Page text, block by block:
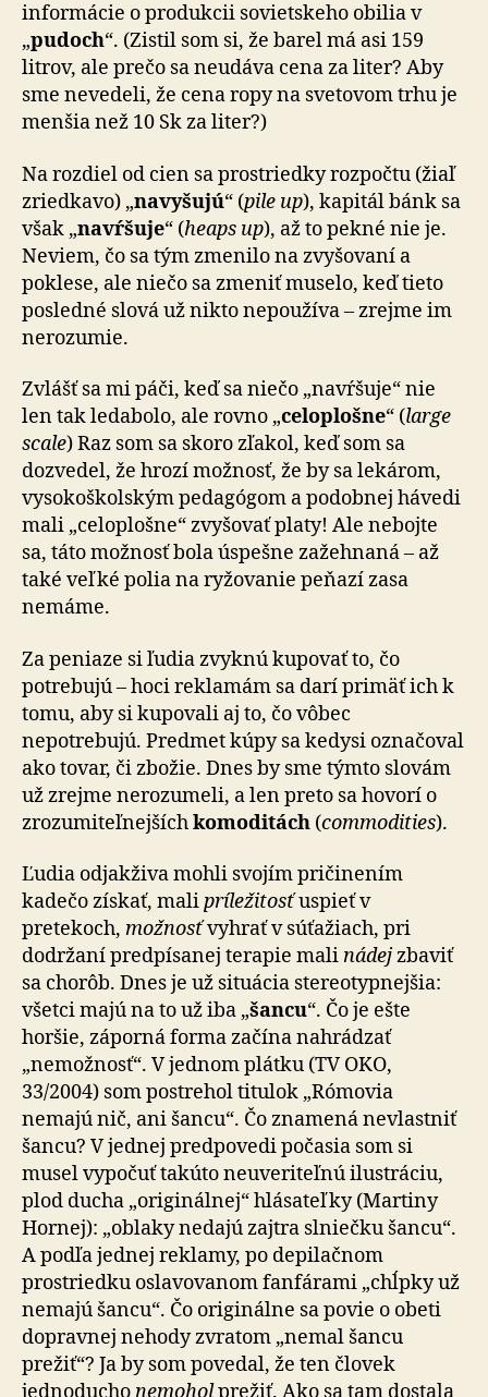
informácie o produkcii sovietskeho obilia v
„pudoch“. (Zistil som si, že barel má asi 159
litrov, ale prečo sa neudáva cena za liter? Aby
sme nevedeli, že cena ropy na svetovom trhu je
menšia než 10 Sk za liter?)
Na rozdiel od cien sa prostriedky rozpočtu (žiaľ
zriedkavo) „navyšujú“ (pile up), kapitál bánk sa
však „navŕšuje“ (heaps up), až to pekné nie je.
Neviem, čo sa tým zmenilo na zvyšovaní a
poklese, ale niečo sa zmeniť muselo, keď tieto
posledné slová už nikto nepoužíva – zrejme im
nerozumie.
Zvlášť sa mi páči, keď sa niečo „navŕšuje“ nie
len tak ledabolo, ale rovno „celoplošne“ (large
scale) Raz som sa skoro zľakol, keď som sa
dozvedel, že hrozí možnosť, že by sa lekárom,
vysokoškolským pedagógom a podobnej hávedi
mali „celoplošne“ zvyšovať platy! Ale nebojte
sa, táto možnosť bola úspešne zažehnaná – až
také veľké polia na ryžovanie peňazí zasa
nemáme.
Za peniaze si ľudia zvyknú kupovať to, čo
potrebujú – hoci reklamám sa darí primäť ich k
tomu, aby si kupovali aj to, čo vôbec
nepotrebujú. Predmet kúpy sa kedysi označoval
ako tovar, či zbožie. Dnes by sme týmto slovám
už zrejme nerozumeli, a len preto sa hovorí o
zrozumiteľnejšíchkomoditách (commodities).
Ľudia odjakživa mohli svojím pričinením
kadečo získať, malipríležitosťuspieť v
pretekoch, možnosťvyhrať v súťažiach, pri
dodržaní predpísanej terapie malinádejzbaviť
sa chorôb. Dnes je už situácia stereotypnejšia:
všetci majú na to už iba „šancu“. Čo je ešte
horšie, záporná forma začína nahrádzať
„nemožnosť“. V jednom plátku (TV OKO,
33/2004) som postrehol titulok „Rómovia
nemajú nič, ani šancu“. Čo znamená nevlastniť
šancu? V jednej predpovedi počasia som si
musel vypočuť takúto neuveriteľnú ilustráciu,
plod ducha „originálnej“ hlásateľky (Martiny
Hornej): „oblaky nedajú zajtra slniečku šancu“.
A podľa jednej reklamy, po depilačnom
prostriedku oslavovanom fanfárami „chĺpky už
nemajú šancu“. Čo originálne sa povie o obeti
dopravnej nehody zvratom „nemal šancu
prežiť“? Ja by som povedal, že ten človek